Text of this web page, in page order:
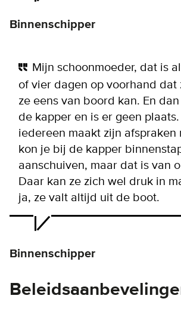
Binnenschipper
Mijn schoonmoeder, dat is
of vier dagen op voorhand dat
ze eens van boord kan. En
de kapper en is er geen
iedereen maakt zijn afspraken
kon je bij de kapper
aanschuiven, maar dat is van
Daar kan ze zich wel druk in
ja, ze valt altijd uit de boot.
Binnenschipper